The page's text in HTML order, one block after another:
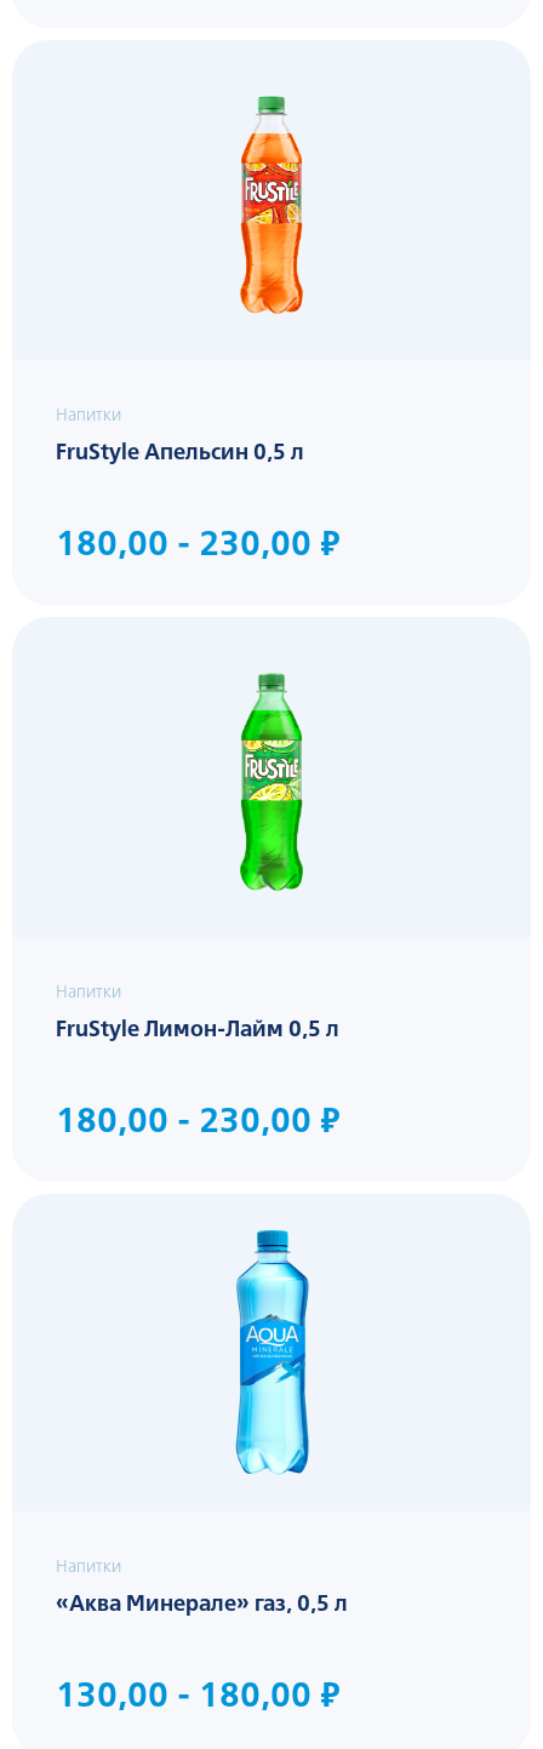
Напитки
FruStyle Апельсин 0,5 л
180,00 - 230,00 ₽
Напитки
FruStyle Лимон-Лайм 0,5 л
180,00 - 230,00 ₽
Напитки
«Аква Минерале» газ, 0,5 л
130,00 - 180,00 ₽